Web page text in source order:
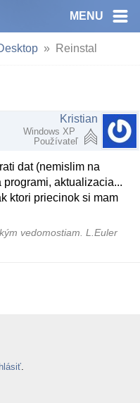
MENU
Reinstal
Kristian
Windows XP
Používateľ
dat (nemislim na
programi, aktualizacia...
ktori priecinok si mam
vedomostiam. L.Euler